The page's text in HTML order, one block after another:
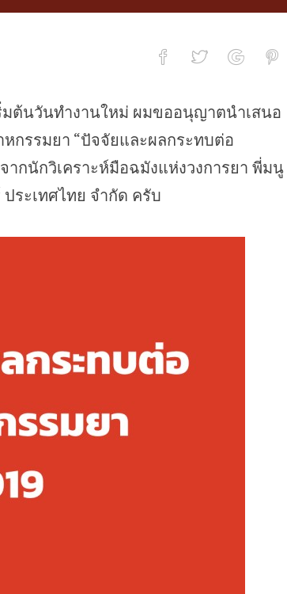
2019
ต้นวันทำงานใหม่ ผมขออนุญาตนำเสนอ
กรรมยา “ปัจจัยและผลกระทบต่อ
กนักวิเคราะห์มือฉมังแห่งวงการยา พี่มนู
ระเทศไทย จำกัด ครับ